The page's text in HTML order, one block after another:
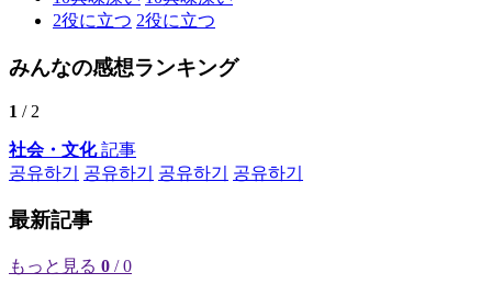
2役に立つ 2役に立つ
みんなの感想ランキング
1 / 2
社会・文化記事
공유하기
공유하기 공유하기 공유하기
最新記事
もっと見る 0 / 0